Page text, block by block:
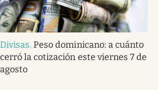
Divisas. Peso dominicano: a cuánto
cerró la cotización este viernes 7 de
agosto